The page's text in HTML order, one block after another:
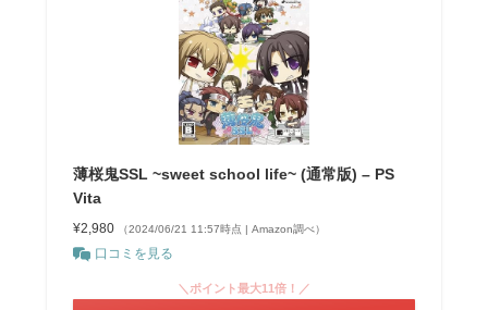
薄桜鬼SSL ~sweet school life~ (通常版) – PS
Vita
¥2,980 （2024/06/21 11:57時点 | Amazon調べ）
口コミを見る
＼ポイント最大11倍！／